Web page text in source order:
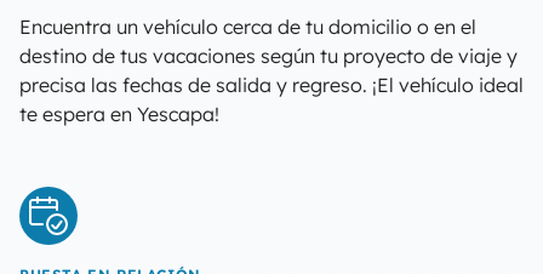
Encuentra un vehículo cerca de tu domicilio o en el
destino de tus vacaciones según tu proyecto de viaje y
precisa las fechas de salida y regreso. ¡El vehículo ideal
te espera en Yescapa!